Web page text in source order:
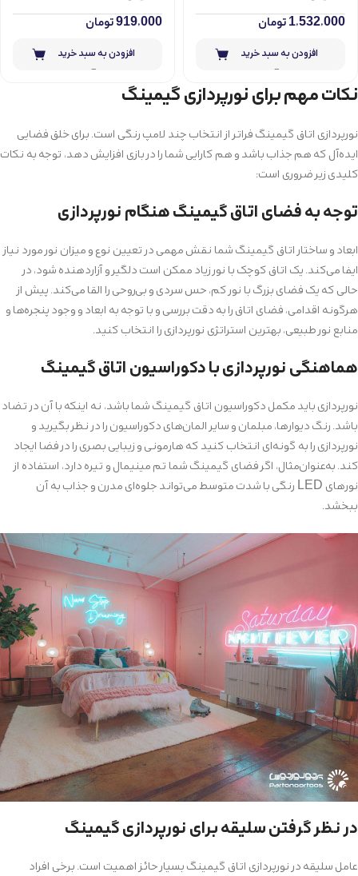
1,532,000تومان
افزودن به سبد خرید
919,000تومان
افزودن به سبد خرید
نکات مهم برای نورپردازی گیمینگ
نورپردازی اتاق گیمینگ فراتر از انتخاب چند لامپ رنگی است. برای خلق فضایی
ایده‌آل که هم جذاب باشد و هم کارایی شما را در بازی افزایش دهد، توجه به نکات
کلیدی زیر ضروری است:
توجه به فضای اتاق گیمینگ هنگام نورپردازی
ابعاد و ساختار اتاق گیمینگ شما نقش مهمی در تعیین نوع و میزان نور مورد نیاز
ایفا می‌کند. یک اتاق کوچک با نور زیاد ممکن است دلگیر و آزاردهنده شود، در
حالی که یک فضای بزرگ با نور کم، حس سردی و بی‌روحی را القا می‌کند. پیش از
هرگونه اقدامی، فضای اتاق را به دقت بررسی و با توجه به ابعاد و وجود پنجره‌ها و
منابع نور طبیعی، بهترین استراتژی نورپردازی را انتخاب کنید.
هماهنگی نورپردازی با دکوراسیون اتاق گیمینگ
نورپردازی باید مکمل دکوراسیون اتاق گیمینگ شما باشد، نه اینکه با آن در تضاد
باشد. رنگ دیوارها، مبلمان و سایر المان‌های دکوراسیون را در نظر بگیرید و
نورپردازی را به گونه‌ای انتخاب کنید که هارمونی و زیبایی بصری را در فضا ایجاد
کند. به‌عنوان‌مثال، اگر فضای گیمینگ شما تم مینیمال و تیره دارد، استفاده از
نورهای LED رنگی با شدت متوسط می‌تواند جلوه‌ای مدرن و جذاب به آن
ببخشد.
در نظر گرفتن سلیقه برای نورپردازی گیمینگ
عامل سلیقه در نورپردازی اتاق گیمینگ بسیار حائز اهمیت است. برخی افراد